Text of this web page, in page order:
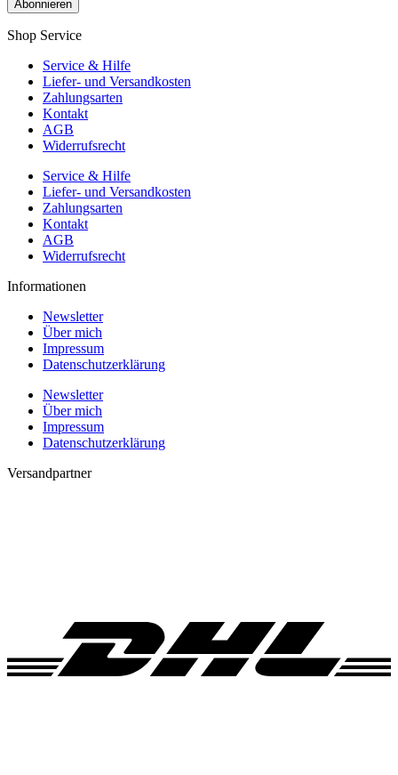
Shop Service
Service & Hilfe
Liefer- und Versandkosten
Zahlungsarten
Kontakt
AGB
Widerrufsrecht
Service & Hilfe
Liefer- und Versandkosten
Zahlungsarten
Kontakt
AGB
Widerrufsrecht
Informationen
Newsletter
Über mich
Impressum
Datenschutzerklärung
Newsletter
Über mich
Impressum
Datenschutzerklärung
Versandpartner